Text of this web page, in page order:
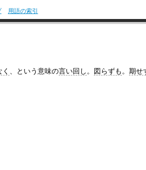
用語の索引
、という意味の言い回し。 図らずも。 期せ